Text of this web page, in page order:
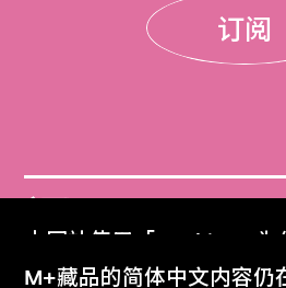
本网站使用「Cookies」
体验。
M+藏品的简体中文内容仍
订阅
门票
Get Tickets